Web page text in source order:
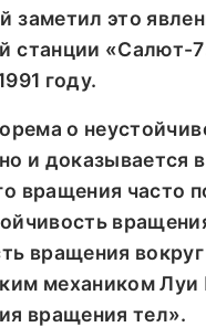
заметил это
станции «Салют-
году.
о
и доказывается
вращения часто
вращения
механиком Луи
вращения тел».